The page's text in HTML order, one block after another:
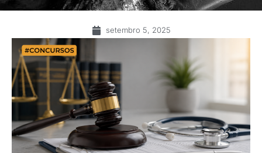
setembro 5, 2025